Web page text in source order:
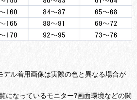
ル着用画像は実際の色と異なる場合が
になっているモニター?画面環境などの関